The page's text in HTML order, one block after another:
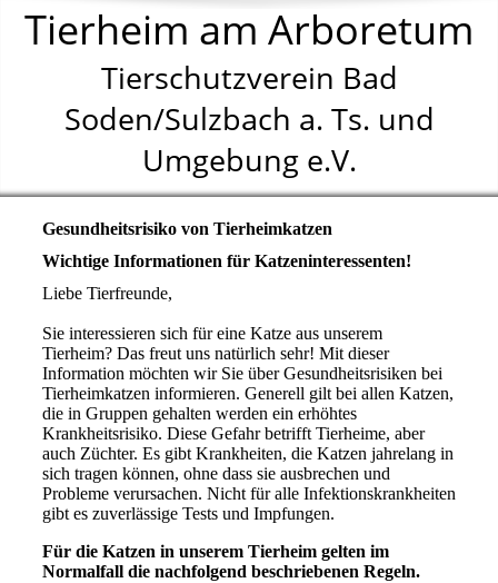
Tierheim am Arboretum
Tierschutzverein Bad
Soden/Sulzbach a. Ts. und
Umgebung e.V.
Gesundheitsrisiko von Tierheimkatzen
Wichtige Informationen für Katzeninteressenten!
Liebe Tierfreunde,
Sie interessieren sich für eine Katze aus unserem
Tierheim? Das freut uns natürlich sehr! Mit dieser
Information möchten wir Sie über Gesundheitsrisiken bei
Tierheimkatzen informieren. Generell gilt bei allen Katzen,
die in Gruppen gehalten werden ein erhöhtes
Krankheitsrisiko. Diese Gefahr betrifft Tierheime, aber
auch Züchter. Es gibt Krankheiten, die Katzen jahrelang in
sich tragen können, ohne dass sie ausbrechen und
Probleme verursachen. Nicht für alle Infektionskrankheiten
gibt es zuverlässige Tests und Impfungen.
Für die Katzen in unserem Tierheim gelten im
Normalfall die nachfolgend beschriebenen Regeln.